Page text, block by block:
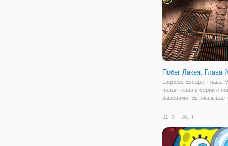
для обнаружения.
Побег Лакея: Глава
Laqueus Escape: Глава
новая глава в серии с
вызовами! Вы
нижней палубой, чтобы
Вам нужно выяснить и
путь.
2 1